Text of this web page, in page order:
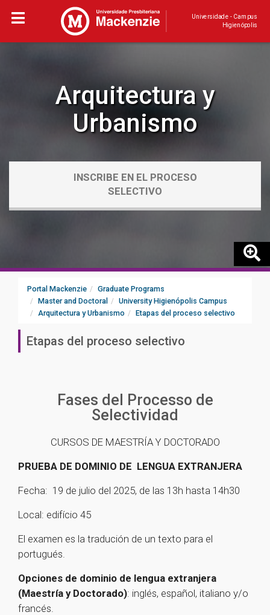
Universidade - Campus
Higienópolis
Arquitectura y
Urbanismo
INSCRIBE EN EL PROCESO
SELECTIVO
Portal Mackenzie
Graduate Programs
Master and Doctoral
University Higienópolis Campus
Arquitectura y Urbanismo
Etapas del proceso selectivo
Etapas del proceso selectivo
Fases del Processo de
Selectividad
CURSOS DE MAESTRÍA Y DOCTORADO
PRUEBA DE DOMINIO DE LENGUA EXTRANJERA
Fecha: 19 de julio del 2025, de las 13h hasta 14h30
Local: edifício 45
El examen es la tradución de un texto para el
portugués.
Opciones de dominio de lengua extranjera
(Maestría y Doctorado): inglés, español, italiano y/o
francés.